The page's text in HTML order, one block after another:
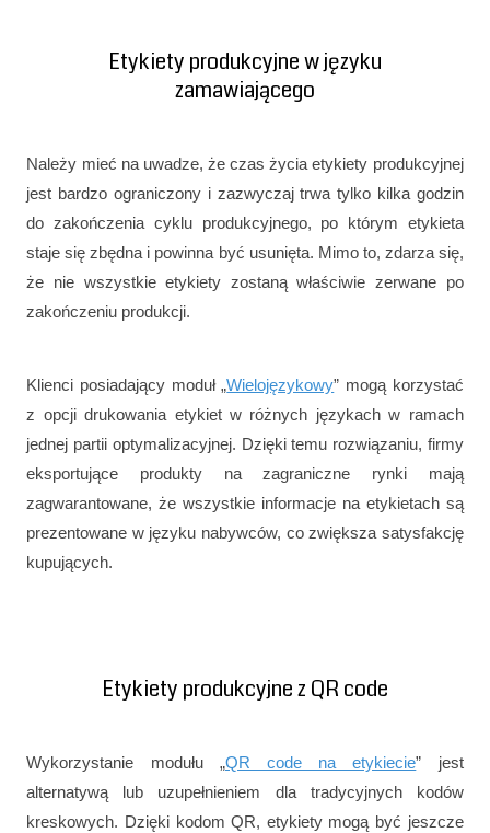
Etykiety produkcyjne w języku
zamawiającego
Należy mieć na uwadze, że czas życia etykiety produkcyjnej
jest bardzo ograniczony i zazwyczaj trwa tylko kilka godzin
do zakończenia cyklu produkcyjnego, po którym etykieta
staje się zbędna i powinna być usunięta. Mimo to, zdarza się,
że nie wszystkie etykiety zostaną właściwie zerwane po
zakończeniu produkcji.
Klienci posiadający moduł „Wielojęzykowy” mogą korzystać
z opcji drukowania etykiet w różnych językach w ramach
jednej partii optymalizacyjnej. Dzięki temu rozwiązaniu, firmy
eksportujące produkty na zagraniczne rynki mają
zagwarantowane, że wszystkie informacje na etykietach są
prezentowane w języku nabywców, co zwiększa satysfakcję
kupujących.
Etykiety produkcyjne z QR code
Wykorzystanie modułu „QR code na etykiecie” jest
alternatywą lub uzupełnieniem dla tradycyjnych kodów
kreskowych. Dzięki kodom QR, etykiety mogą być jeszcze